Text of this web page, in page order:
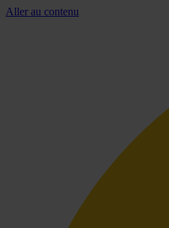
Aller au contenu